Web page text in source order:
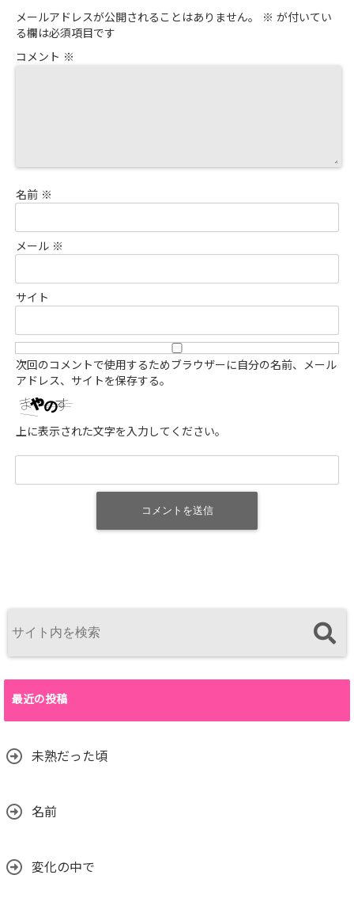
メールアドレスが公開されることはありません。 ※ が付いてい
る欄は必須項目です
コメント ※
名前 ※
メール ※
サイト
次回のコメントで使用するためブラウザーに自分の名前、メール
アドレス、サイトを保存する。
上に表示された文字を入力してください。
最近の投稿
未熟だった頃
名前
変化の中で